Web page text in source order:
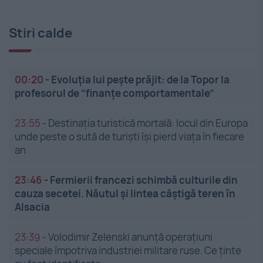
Stiri calde
00:20 - Evoluția lui pește prăjit: de la Topor la
profesorul de ”finanțe comportamentale”
23:55 - Destinația turistică mortală: locul din Europa
unde peste o sută de turiști își pierd viața în fiecare
an
23:46 - Fermierii francezi schimbă culturile din
cauza secetei. Năutul și lintea câștigă teren în
Alsacia
23:39 -Volodimir Zelenski anunță operațiuni
speciale împotriva industriei militare ruse. Ce ținte